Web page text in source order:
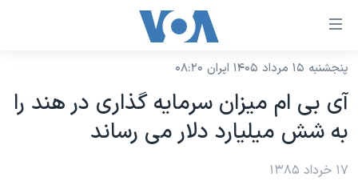
لینکهای
دسترسی
جهش
محتوای
اصلی
نسخه سبک وب‌سایت
موضوع ها
ایران
برنامه های تلویزیونی
پنجشنبه ۱۵ مرداد ۱۴۰۵ ایران ۰۸:۲۰
آی بی ام ميزان سرمايه گذاری در هند را
به شش ميليارد دلار می رساند
۱۷ خرداد ۱۳۸۵